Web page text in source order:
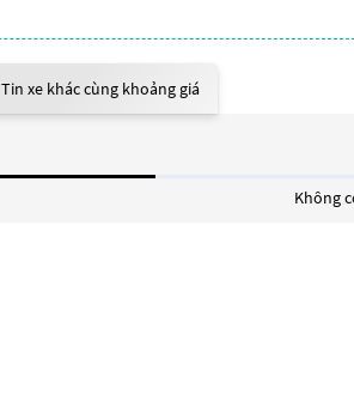
Tin xe khác cùng khoảng giá
Không